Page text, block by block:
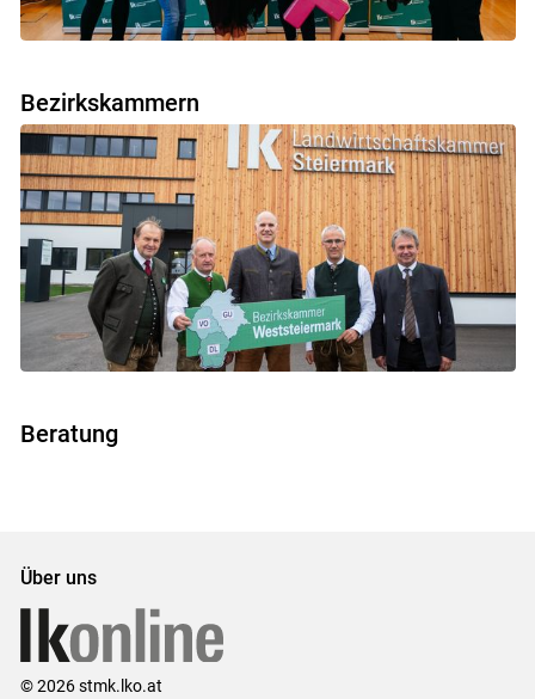
Bezirkskammern
Beratung
Über uns
© 2026 stmk.lko.at